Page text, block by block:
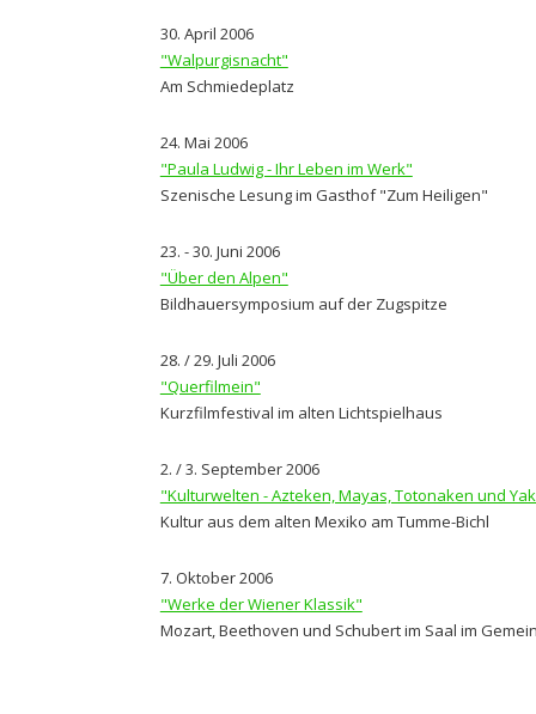
30. April 2006
"Walpurgisnacht"
Am Schmiedeplatz
24. Mai 2006
"Paula Ludwig - Ihr Leben im Werk"
Szenische Lesung im Gasthof "Zum Heiligen"
23. - 30. Juni 2006
"Über den Alpen"
Bildhauersymposium auf der Zugspitze
28. / 29. Juli 2006
"Querfilmein"
Kurzfilmfestival im alten Lichtspielhaus
2. / 3. September 2006
"Kulturwelten - Azteken, Mayas, Totonaken und
Kultur aus dem alten Mexiko am Tumme-Bichl
7. Oktober 2006
"Werke der Wiener Klassik"
Mozart, Beethoven und Schubert im Saal im